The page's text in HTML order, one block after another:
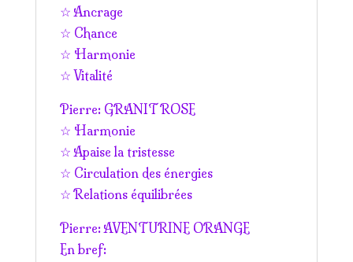
☆ Ancrage
☆ Chance
☆ Harmonie
☆ Vitalité
Pierre: GRANIT ROSE
☆ Harmonie
☆ Apaise la tristesse
☆ Circulation des énergies
☆ Relations équilibrées
Pierre: AVENTURINE ORANGE
En bref: